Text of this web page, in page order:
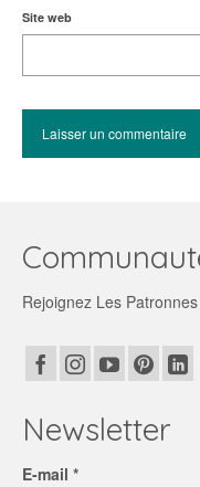
Site web
Rejoignez Les
Newsletter
E-mail *